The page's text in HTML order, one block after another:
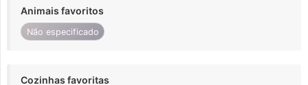
Animais favoritos
Não especificado
Cozinhas favoritas